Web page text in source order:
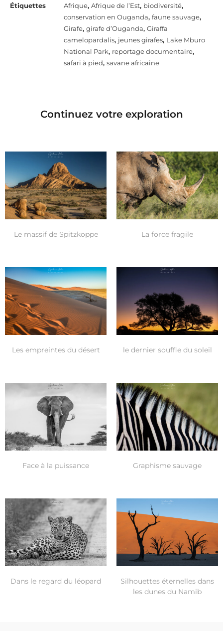
Étiquettes
Afrique, Afrique de l’Est, biodiversité,
conservation en Ouganda, faune sauvage,
Girafe, girafe d’Ouganda, Giraffa
camelopardalis, jeunes girafes, Lake Mburo
National Park, reportage documentaire,
safari à pied, savane africaine
Continuez votre exploration
Le massif de Spitzkoppe La force fragile
Les empreintes du désert le dernier souffle du soleil
Face à la puissance Graphisme sauvage
Dans le regard du léopard
Silhouettes éternelles dans
les dunes du Namib